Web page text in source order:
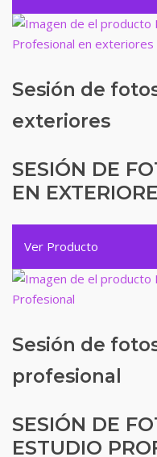
Sesión de
exteriores
SESIÓN DE
EN
Ver Producto
Sesión de
profesional
SESIÓN DE
ESTUDIO